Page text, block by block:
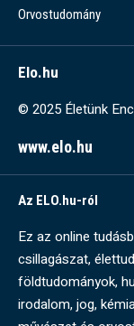
Orvostudomány
Elo.hu
© 2025 Életünk
www.elo.hu
Az ELO.hu-ról
Ez az online
csillagászat,
földtudományok,
irodalom, jog,